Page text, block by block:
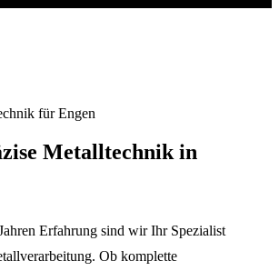
Metalltechnik in
Erfahrung sind wir Ihr Spezialist
Ob komplette